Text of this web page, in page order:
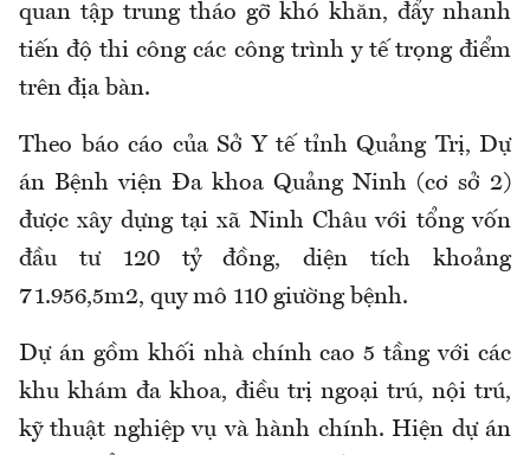
quan tập trung tháo gỡ khó khăn, đẩy nhanh
tiến độ thi công các công trình y tế trọng điểm
trên địa bàn.
Theo báo cáo của Sở Y tế tỉnh Quảng Trị, Dự
án Bệnh viện Đa khoa Quảng Ninh (cơ sở 2)
được xây dựng tại xã Ninh Châu với tổng vốn
đầu tư 120 tỷ đồng, diện tích khoảng
71.956,5m2, quy mô 110 giường bệnh.
Dự án gồm khối nhà chính cao 5 tầng với các
khu khám đa khoa, điều trị ngoại trú, nội trú,
kỹ thuật nghiệp vụ và hành chính. Hiện dự án